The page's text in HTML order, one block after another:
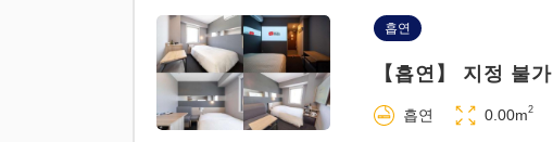
흡연
【흡연】 지정 불가
흡연 0.00m2